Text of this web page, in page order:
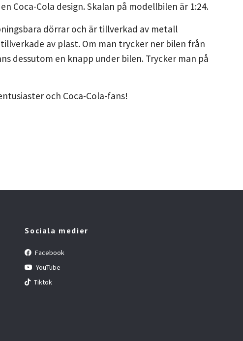
Coca-Cola design. Skalan på modellbilen är 1:24.
dörrar och är tillverkad av metall
av plast. Om man trycker ner bilen från
dessutom en knapp under bilen. Trycker man på
och Coca-Cola-fans!
Sociala medier
Facebook
YouTube
Tiktok